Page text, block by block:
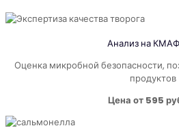
Анализ на
Оценка микробной безопасности,
продуктов
Цена от 595